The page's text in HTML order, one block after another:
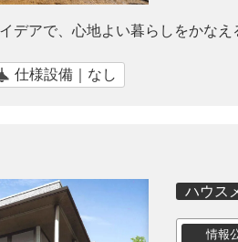
デアで、心地よい暮らしをかなえ
仕様設備｜なし
ハウス
情報